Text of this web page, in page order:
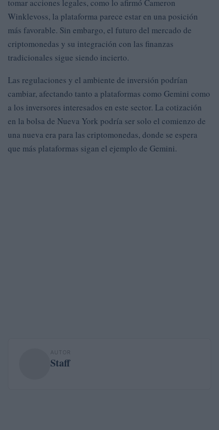
tomar acciones legales, como lo afirmó Cameron
Winklevoss, la plataforma parece estar en una posición
más favorable. Sin embargo, el futuro del mercado de
criptomonedas y su integración con las finanzas
tradicionales sigue siendo incierto.
Las regulaciones y el ambiente de inversión podrían
cambiar, afectando tanto a plataformas como Gemini como
a los inversores interesados en este sector. La cotización
en la bolsa de Nueva York podría ser solo el comienzo de
una nueva era para las criptomonedas, donde se espera
que más plataformas sigan el ejemplo de Gemini.
AUTOR
Staff